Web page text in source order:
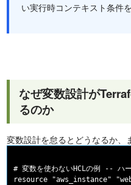
い実行時コンテキスト条件
なぜ変数設計が
るのか
変数設計を怠るとどうなるか、
# 変数を使わないHCLの例 -- ハ
resource "aws_instance"